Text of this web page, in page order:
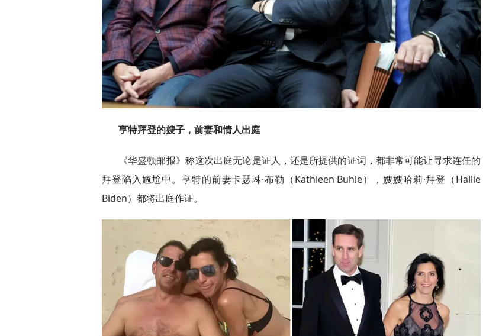
亨特拜登的嫂子，前妻和情人出庭
《华盛顿邮报》称这次出庭无论是证人，还是所提供的证词，都非常可能让寻求连任的
拜登陷入尴尬中。亨特的前妻卡瑟琳·布勒（Kathleen Buhle），嫂嫂哈莉·拜登（Hallie
Biden）都将出庭作证。